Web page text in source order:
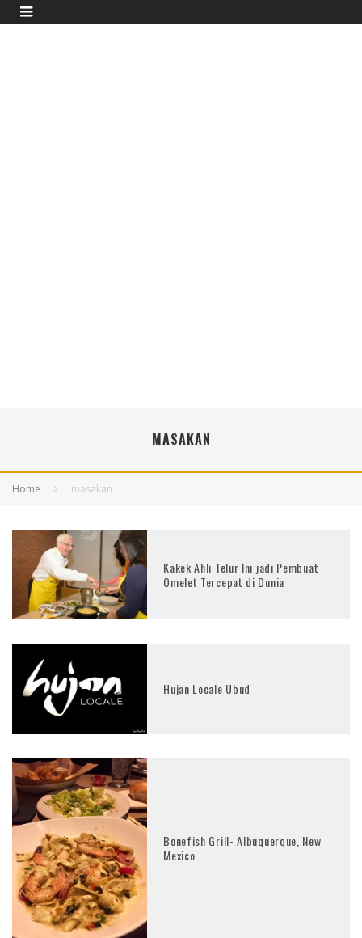
MASAKAN
Home masakan
Kakek Ahli Telur Ini jadi Pembuat
Omelet Tercepat di Dunia
Hujan Locale Ubud
Bonefish Grill- Albuquerque, New
Mexico